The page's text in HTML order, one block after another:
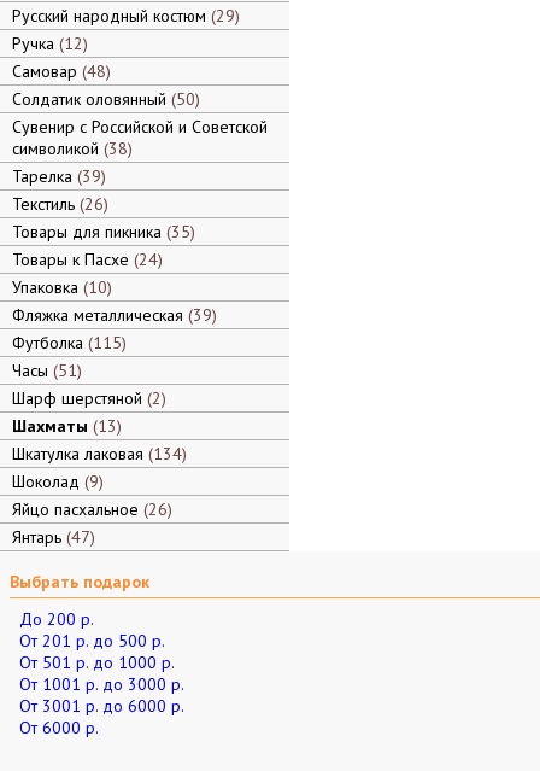
Русский народный костюм 29
Ручка 12
Самовар 48
Солдатик оловянный 50
Сувенир с Российской и Советской
символикой 38
Тарелка 39
Текстиль 26
Товары для пикника 35
Товары к Пасхе 24
Упаковка 10
Фляжка металлическая 39
Футболка 115
Часы 51
Шарф шерстяной 2
Шахматы 13
Шкатулка лаковая 134
Шоколад 9
Яйцо пасхальное 26
Янтарь 47
Выбрать подарок
До 200 р.
От 201 р. до 500 р.
От 501 р. до 1000 р.
От 1001 р. до 3000 р.
От 3001 р. до 6000 р.
От 6000 р.